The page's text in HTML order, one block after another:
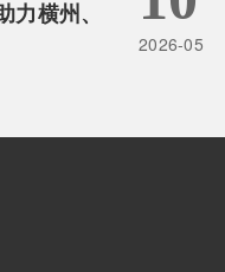
横州、
2026-05